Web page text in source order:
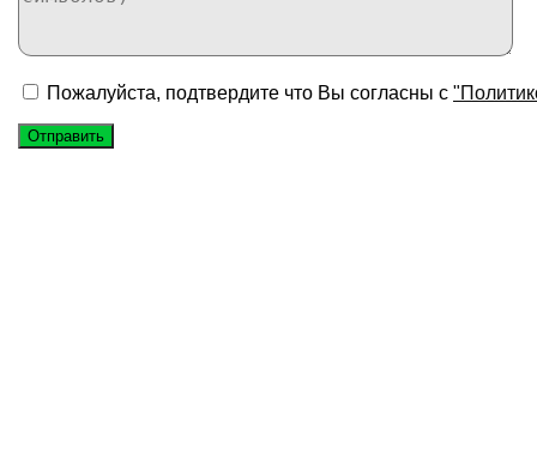
Пожалуйста, подтвердите что Вы согласны с